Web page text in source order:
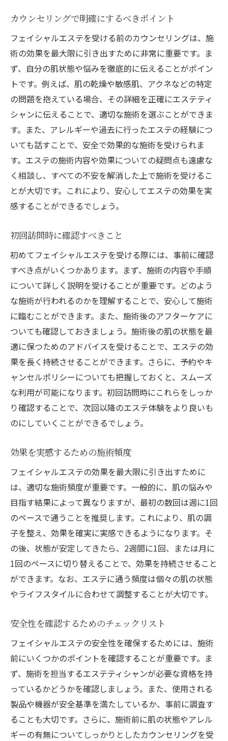
カウンセリングで明確にするべきポイント
フェイシャルエステを受ける前のカウンセリングは、施
術の効果を最大限に引き出すために非常に重要です。ま
ず、自分の肌状態や悩みを徹底的に伝えることがポイン
トです。例えば、肌の乾燥や敏感肌、アクネなどの特定
の問題を抱えている場合、その詳細を正確にエステティ
シャンに伝えることで、適切な施術を選ぶことができま
す。また、アレルギーや過去に行ったエステの経験につ
いても話すことで、安全で効果的な施術を受けられま
す。エステの施術内容や効果についての疑問点も遠慮な
く相談し、すべての不安を解消した上で施術を受けるこ
とが大切です。これにより、安心してエステの効果を実
感することができるでしょう。
初回訪問時に確認すべきこと
初めてフェイシャルエステを受ける際には、事前に確認
すべき点がいくつかあります。まず、施術の内容や手順
について詳しく説明を受けることが重要です。どのよう
な施術が行われるのかを理解することで、安心して施術
に臨むことができます。また、施術後のアフターケアに
ついても確認しておきましょう。施術後の肌の状態を最
適に保つためのアドバイスを受けることで、エステの効
果を長く持続させることができます。さらに、予約やキ
ャンセルポリシーについても把握しておくと、スムーズ
な利用が可能になります。初回訪問時にこれらをしっか
り確認することで、次回以降のエステ体験をより良いも
のにしていくことができるでしょう。
効果を実感するための施術頻度
フェイシャルエステの効果を最大限に引き出すために
は、適切な施術頻度が重要です。一般的に、肌の悩みや
目指す結果によって異なりますが、最初の数回は週に1回
のペースで通うことを推奨します。これにより、肌の調
子を整え、効果を確実に実感できるようになります。そ
の後、状態が安定してきたら、2週間に1回、または月に
1回のペースに切り替えることで、効果を持続させること
ができます。なお、エステに通う頻度は個々の肌の状態
やライフスタイルに合わせて調整することが大切です。
安全性を確認するためのチェックリスト
フェイシャルエステの安全性を確保するためには、施術
前にいくつかのポイントを確認することが重要です。ま
ず、施術を担当するエステティシャンが必要な資格を持
っているかどうかを確認しましょう。また、使用される
製品や機器が安全基準を満たしているか、事前に調査す
ることも大切です。さらに、施術前に肌の状態やアレル
ギーの有無についてしっかりとしたカウンセリングを受